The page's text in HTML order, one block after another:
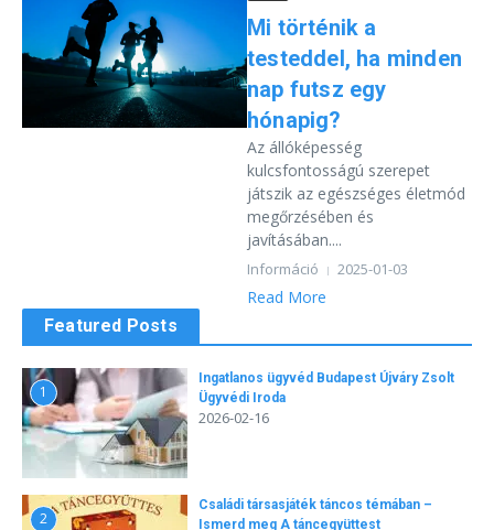
Mi történik a
testeddel, ha minden
nap futsz egy
hónapig?
Az állóképesség
kulcsfontosságú szerepet
játszik az egészséges életmód
megőrzésében és
javításában....
Információ 2025-01-03
Read More
Featured Posts
1
Ingatlanos ügyvéd Budapest Újváry Zsolt
Ügyvédi Iroda
2026-02-16
2
Családi társasjáték táncos témában –
Ismerd meg A táncegyüttest